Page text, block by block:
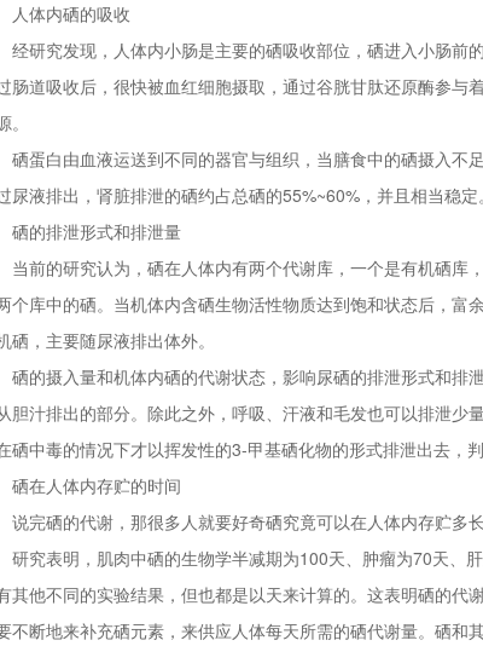
人体内硒的吸收
经研究发现，人体内小肠是主要的硒吸收部位，硒进入小肠前
肠道吸收后，很快被血红细胞摄取，通过谷胱甘肽还原酶参
。
硒蛋白由血液运送到不同的器官与组织，当膳食中的硒摄入不
尿液排出，肾脏排泄的硒约占总硒的55%~60%，并且相当稳定。
硒的排泄形式和排泄量
当前的研究认为，硒在人体内有两个代谢库，一个是有机硒
个库中的硒。当机体内含硒生物活性物质达到饱和状态后，
硒，主要随尿液排出体外。
硒的摄入量和机体内硒的代谢状态，影响尿硒的排泄形式和
胆汁排出的部分。除此之外，呼吸、汗液和毛发也可以排泄少
硒中毒的情况下才以挥发性的3-甲基硒化物的形式排泄出去，
硒在人体内存贮的时间
说完硒的代谢，那很多人就要好奇硒究竟可以在人体内存贮多
研究表明，肌肉中硒的生物学半减期为100天、肿瘤为70天、
其他不同的实验结果，但也都是以天来计算的。这表明硒的
不断地来补充硒元素，来供应人体每天所需的硒代谢量。硒